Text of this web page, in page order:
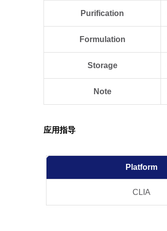
Purification
Formulation
Storage
Note
应用指导
Platform
CLIA